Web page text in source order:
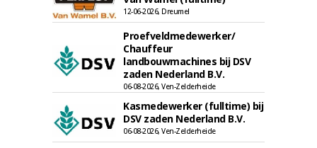
12-06-2026, Dreumel
Proefveldmedewerker/
Chauffeur
landbouwmachines bij DSV
zaden Nederland B.V.
06-08-2026, Ven-Zelderheide
Kasmedewerker (fulltime) bij
DSV zaden Nederland B.V.
06-08-2026, Ven-Zelderheide